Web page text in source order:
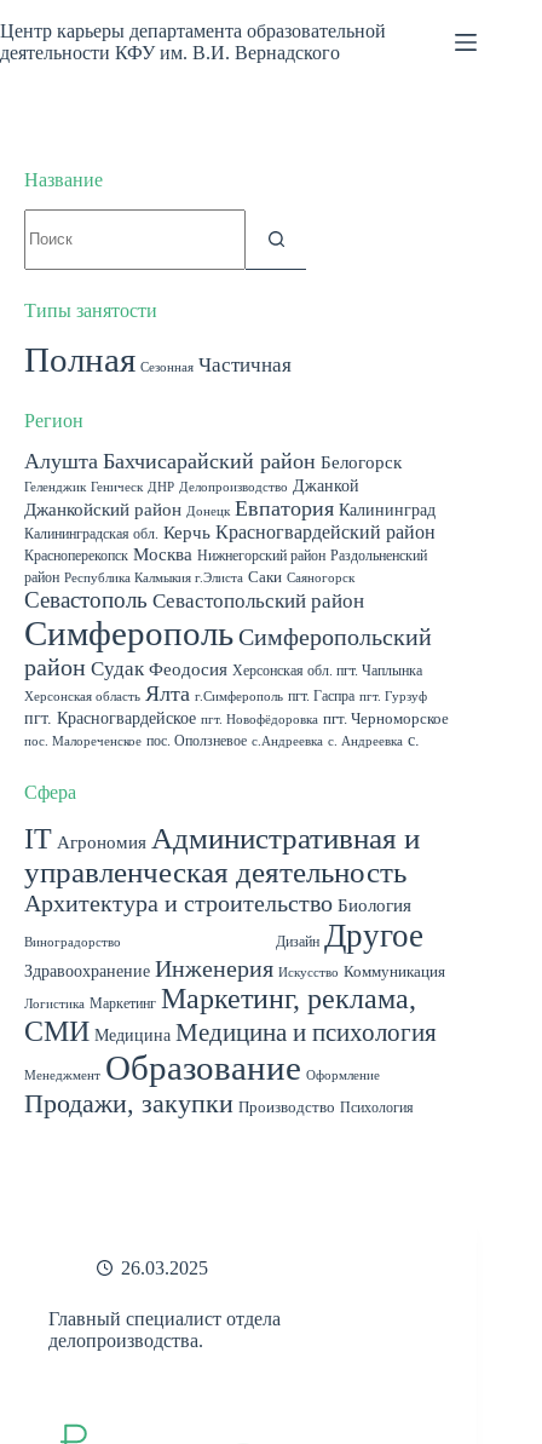
к
сути
Центр карьеры департамента образовательной
деятельности КФУ им. В.И. Вернадского
26.03.2025
Главный специалист отдела
делопроизводства.
Название
не
Типы занятости
Полная Сезонная Частичная
Регион
Алушта Бахчисарайский район Белогорск
Геленджик Геническ ДНР Делопроизводство Джанкой
Джанкойский район Донецк Евпатория Калининград
Калининградская обл. Керчь Красногвардейский район
Красноперекопск Москва Нижнегорский район Раздольненский
район Республика Калмыкия г.Элиста Саки Саяногорск
Севастополь Севастопольский район
СимферопольСимферопольский
район Судак Феодосия Херсонская обл. пгт. Чаплынка
Херсонская область Ялта г.Симферополь пгт. Гаспра пгт. Гурзуф
пгт. Красногвардейское пгт. Новофёдоровка пгт. Черноморское
пос. Малореченское пос. Оползневое с.Андреевка с. Андреевка с.
с.Школьное
Сфера
IT Агрономия Административная и
управленческая деятельность
Архитектура и строительство Биология
Виноградорство Дизайн Другое
Здравоохранение Инженерия Искусство Коммуникация
Логистика Маркетинг Маркетинг, реклама,
СМИ Медицина Медицина и психология
Менеджмент Образование Оформление
Продажи, закупки Производство Психология